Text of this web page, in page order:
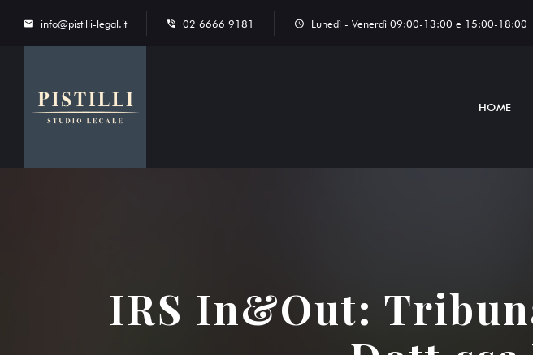
info@pistilli-legal.it 02 6666 9181 Lunedì - Venerdì 09:00-13:00 e 15:00-18:00
HOME
IRS In&Out: